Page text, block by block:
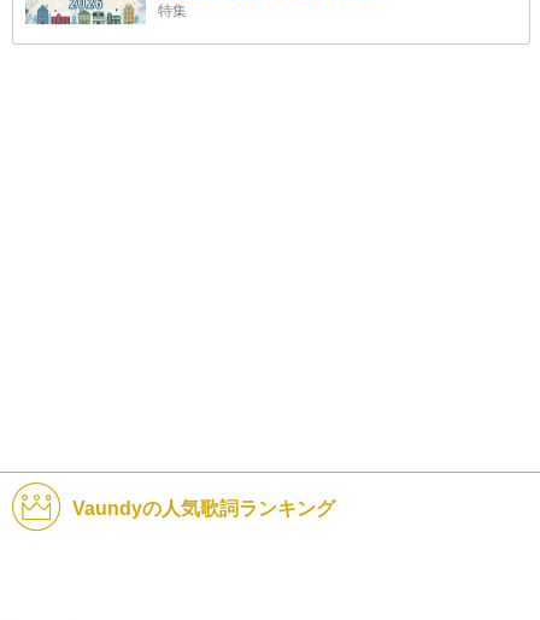
特集
Vaundyの人気歌詞ランキング